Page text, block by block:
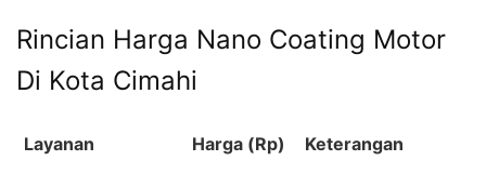
Rincian Harga Nano Coating Motor
Di Kota Cimahi
Layanan Harga (Rp)
Keterangan